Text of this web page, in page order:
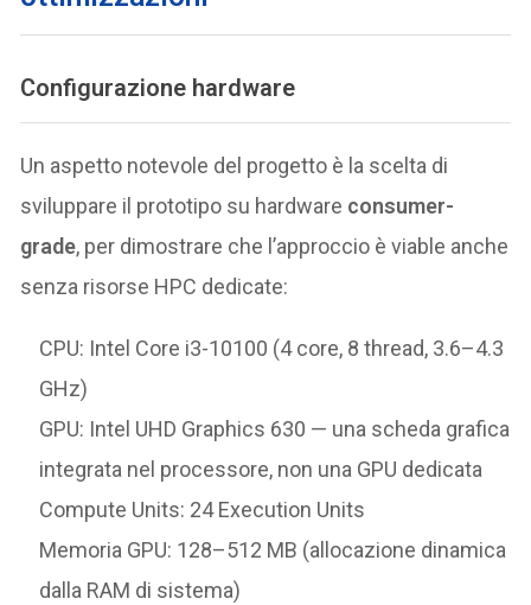
Configurazione hardware
Un aspetto notevole del progetto è la scelta di
sviluppare il prototipo su hardware consumer-
grade, per dimostrare che l’approccio è viable anche
senza risorse HPC dedicate:
CPU: Intel Core i3-10100 (4 core, 8 thread, 3.6–4.3
GHz)
GPU: Intel UHD Graphics 630 — una scheda grafica
integrata nel processore, non una GPU dedicata
Compute Units: 24 Execution Units
Memoria GPU: 128–512 MB (allocazione dinamica
dalla RAM di sistema)